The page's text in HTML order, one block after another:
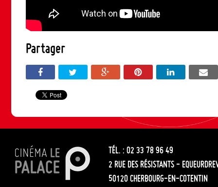
Partager
TÉL. : 02 33 78 96 49
2 RUE DES RÉSISTANTS -
50120 CHERBOURG-EN-COTENTIN